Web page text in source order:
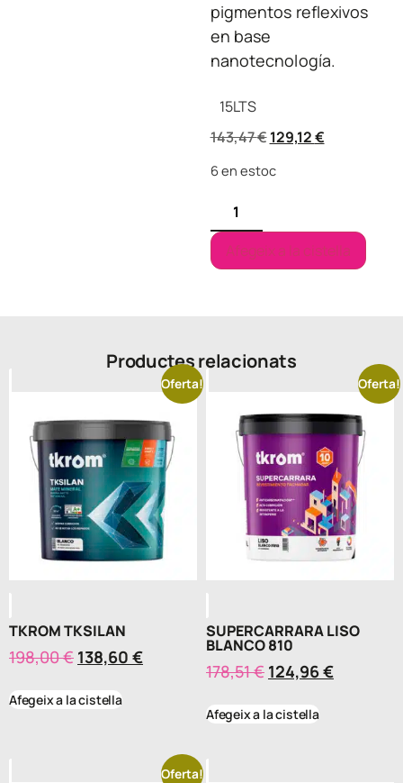
pigmentos reflexivos
en base
nanotecnología.
15LTS
143,47€ 129,12€
6 en estoc
Afegeix a la cistella
Productes relacionats
Oferta!
TKROM TKSILAN
198,00€ 138,60 €
Afegeix a la cistella
Oferta!
SUPERCARRARA LISO
BLANCO 810
178,51€ 124,96€
Afegeix a la cistella
Oferta!